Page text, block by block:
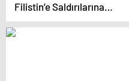
Filistin’e Saldırılarına
Tepki İçin Bisikletle
Yola Çıktı